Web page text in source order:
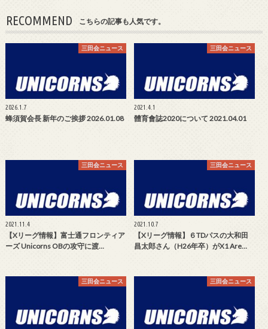
RECOMMEND こちらの記事も人気です。
三田会ニュース
2026.1.7
蜂須賀会長 新年のご挨拶 2026.01.08
三田会ニュース
2021.4.1
體育會誌2020について 2021.04.01
三田会ニュース
2021.11.4
【Xリーグ情報】富士通フロンティア
ーズ Unicorns OBの攻守に渡…
三田会ニュース
2021.10.7
【Xリーグ情報】６TDパスの大和田
昌太郎さん（H26年卒）がX1 Are…
三田会ニュース 三田会ニュース